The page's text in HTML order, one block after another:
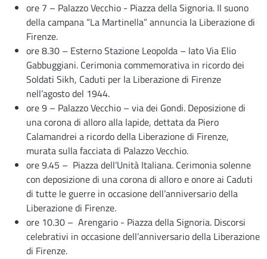
ore 7 – Palazzo Vecchio - Piazza della Signoria. Il suono
della campana “La Martinella” annuncia la Liberazione di
Firenze.
ore 8.30 – Esterno Stazione Leopolda – lato Via Elio
Gabbuggiani. Cerimonia commemorativa in ricordo dei
Soldati Sikh, Caduti per la Liberazione di Firenze
nell’agosto del 1944.
ore 9 – Palazzo Vecchio – via dei Gondi. Deposizione di
una corona di alloro alla lapide, dettata da Piero
Calamandrei a ricordo della Liberazione di Firenze,
murata sulla facciata di Palazzo Vecchio.
ore 9.45 – Piazza dell’Unità Italiana. Cerimonia solenne
con deposizione di una corona di alloro e onore ai Caduti
di tutte le guerre in occasione dell’anniversario della
Liberazione di Firenze.
ore 10.30 – Arengario - Piazza della Signoria. Discorsi
celebrativi in occasione dell’anniversario della Liberazione
di Firenze.